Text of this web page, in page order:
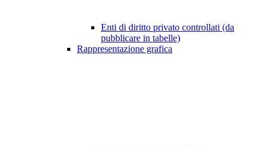
Enti di diritto privato controllati (da
pubblicare in tabelle)
Rappresentazione grafica